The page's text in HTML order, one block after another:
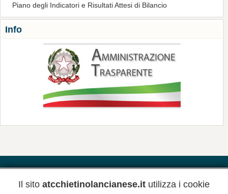
Piano degli Indicatori e Risultati Attesi di Bilancio
Info
Il sito atcchietinolancianese.it utilizza i cookie